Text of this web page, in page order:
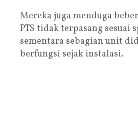
Mereka juga menduga
PTS tidak terpasang sesuai
sementara sebagian unit
berfungsi sejak instalasi.